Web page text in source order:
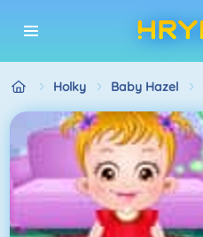
Holky Baby Hazel